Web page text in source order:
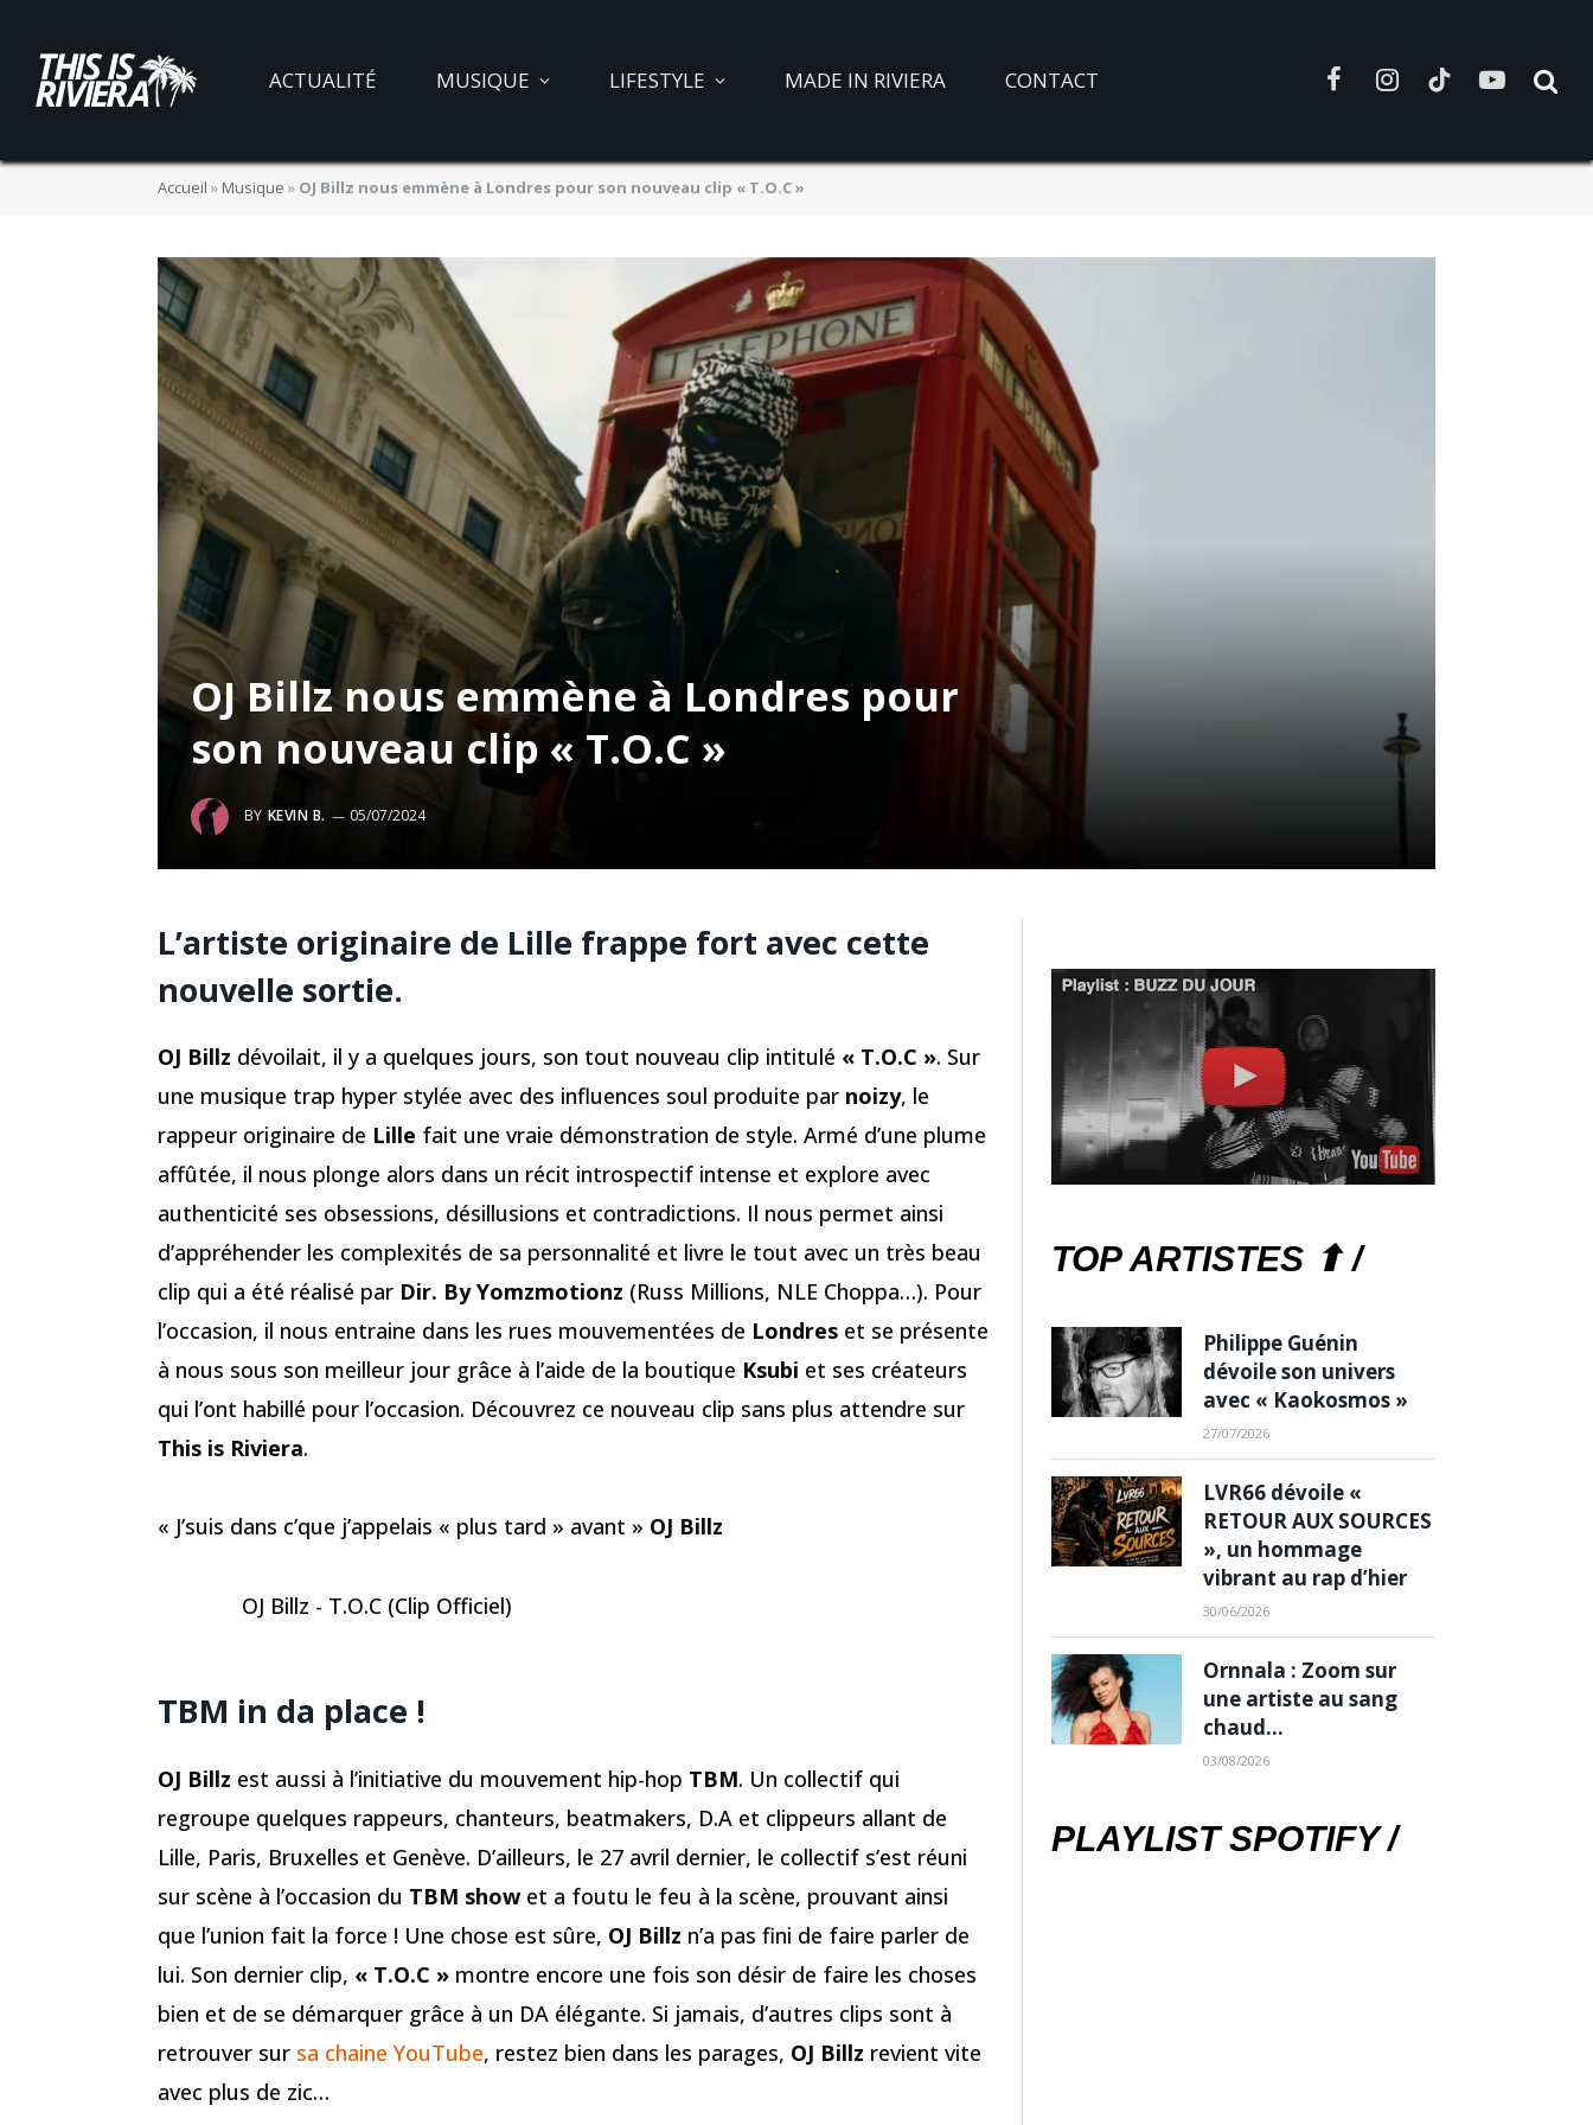
ACTUALITÉ MUSIQUE LIFESTYLE MADE IN RIVIERA CONTACT FacebookInstagramTikTokYouTube
Accueil » Musique » OJ Billz nous emmène à Londres pour son nouveau clip « T.O.C »
OJ Billz nous emmène à Londres pour
son nouveau clip « T.O.C »
BY KEVIN B. 05/07/2024
L’artiste originaire de Lille frappe fort avec cette
nouvelle sortie.
OJ Billz dévoilait, il y a quelques jours, son tout nouveau clip intitulé « T.O.C ». Sur
une musique trap hyper stylée avec des influences soul produite par noizy, le
rappeur originaire de Lille fait une vraie démonstration de style. Armé d’une plume
affûtée, il nous plonge alors dans un récit introspectif intense et explore avec
authenticité ses obsessions, désillusions et contradictions. Il nous permet ainsi
d’appréhender les complexités de sa personnalité et livre le tout avec un très beau
clip qui a été réalisé par Dir. By Yomzmotionz (Russ Millions, NLE Choppa…). Pour
l’occasion, il nous entraine dans les rues mouvementées de Londres et se présente
à nous sous son meilleur jour grâce à l’aide de la boutique Ksubi et ses créateurs
qui l’ont habillé pour l’occasion. Découvrez ce nouveau clip sans plus attendre sur
This is Riviera.
« J’suis dans c’que j’appelais « plus tard » avant » OJ Billz
OJ Billz - T.O.C (Clip Officiel)
TBM in da place !
OJ Billz est aussi à l’initiative du mouvement hip-hop TBM. Un collectif qui
regroupe quelques rappeurs, chanteurs, beatmakers, D.A et clippeurs allant de
Lille, Paris, Bruxelles et Genève. D’ailleurs, le 27 avril dernier, le collectif s’est réuni
sur scène à l’occasion du TBM showet a foutu le feu à la scène, prouvant ainsi
que l’union fait la force ! Une chose est sûre, OJ Billz n’a pas fini de faire parler de
lui. Son dernier clip, « T.O.C » montre encore une fois son désir de faire les choses
bien et de se démarquer grâce à un DA élégante. Si jamais, d’autres clips sont à
retrouver sur sa chaine YouTube, restez bien dans les parages, OJ Billz revient vite
avec plus de zic…
TOP ARTISTES ⬆ /
Philippe Guénin
dévoile son univers
avec « Kaokosmos »
27/07/2026
LVR66 dévoile «
RETOUR AUX SOURCES
», un hommage
vibrant au rap d’hier
30/06/2026
Ornnala : Zoom sur
une artiste au sang
chaud…
03/08/2026
PLAYLIST SPOTIFY /